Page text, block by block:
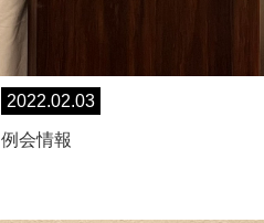
2022.02.03
例会情報